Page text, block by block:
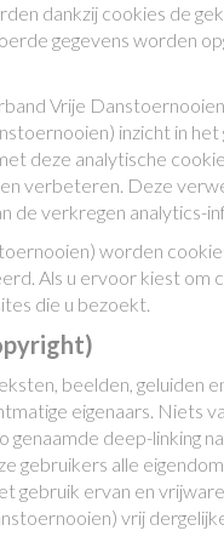
dankzij cookies de
gegevens worden
Vrije
inzicht in
deze analytische
verbeteren. Deze
de verkregen
worden
Als u ervoor kiest
die u bezoekt.
beelden, geluiden
eigenaars. Niets
deep-linking
gebruikers alle
ervan en
vrij